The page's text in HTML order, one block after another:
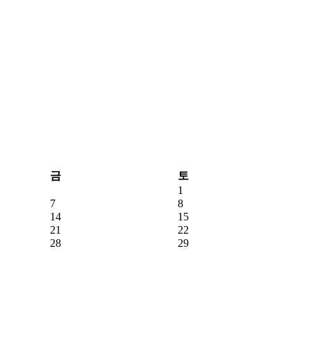
금
토
1
7
8
14
15
21
22
28
29